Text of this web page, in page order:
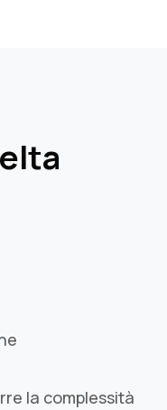
la complessità